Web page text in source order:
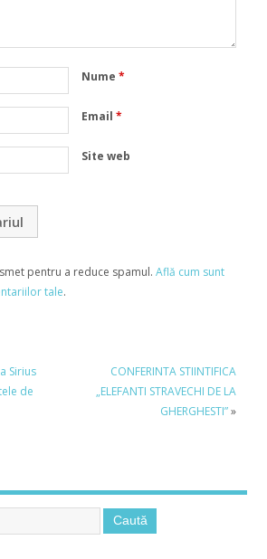
Nume *
Email *
Site web
pentru a reduce spamul. Află cum sunt
tale.
Sirius
de
CONFERINTA STIINTIFICA
„ELEFANTI STRAVECHI DE LA
GHERGHESTI”»